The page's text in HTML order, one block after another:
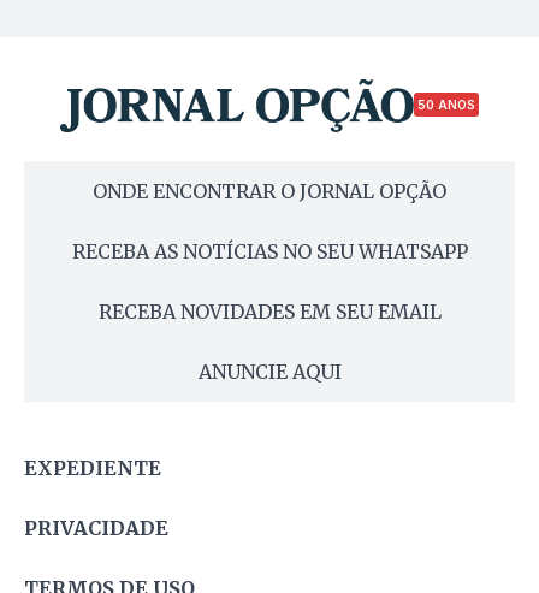
50 ANOS
ONDE ENCONTRAR O JORNAL OPÇÃO
RECEBA AS NOTÍCIAS NO SEU WHATSAPP
RECEBA NOVIDADES EM SEU EMAIL
ANUNCIE AQUI
EXPEDIENTE
PRIVACIDADE
TERMOS DE USO